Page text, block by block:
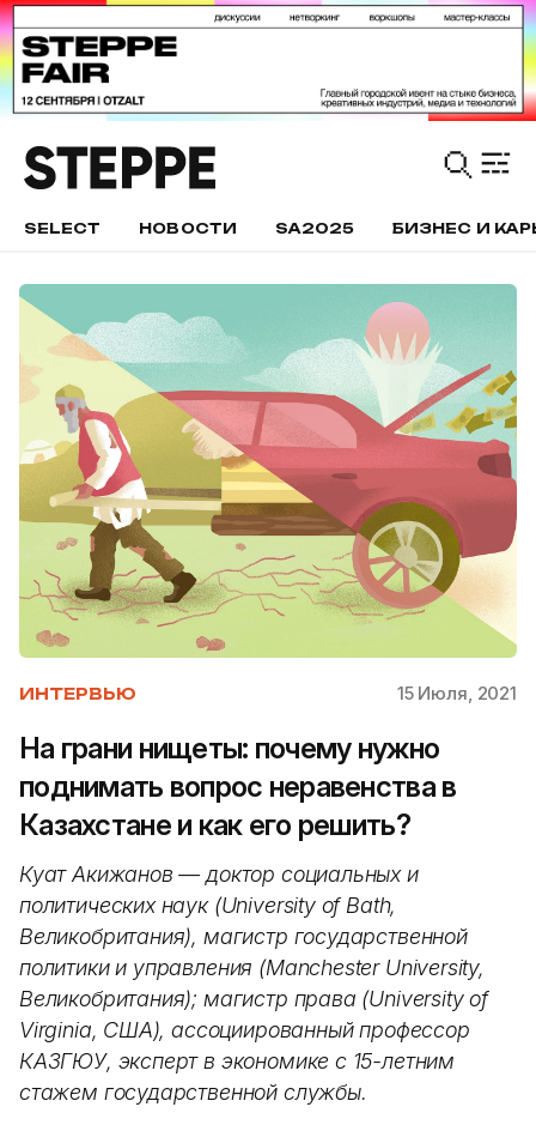
SELECT НОВОСТИ SA2025 БИЗНЕС И
ИНТЕРВЬЮ 15 Июля, 2021
На грани нищеты: почему нужно
поднимать вопрос неравенства в
Казахстане и как его решить?
Куат Акижанов — доктор социальных и
политических наук (University of Bath,
Великобритания), магистр государственной
политики и управления (Manchester University,
Великобритания); магистр права (University of
Virginia, США), ассоциированный профессор
КАЗГЮУ, эксперт в экономике с 15-летним
стажем государственной службы.